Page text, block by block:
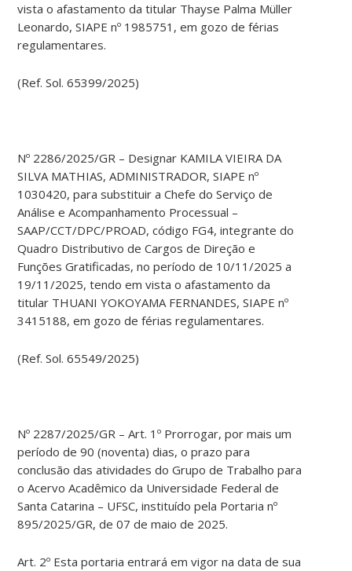
vista o afastamento da titular Thayse Palma Müller
Leonardo, SIAPE nº 1985751, em gozo de férias
regulamentares.
(Ref. Sol. 65399/2025)
Nº 2286/2025/GR – Designar KAMILA VIEIRA DA
SILVA MATHIAS, ADMINISTRADOR, SIAPE nº
1030420, para substituir a Chefe do Serviço de
Análise e Acompanhamento Processual –
SAAP/CCT/DPC/PROAD, código FG4, integrante do
Quadro Distributivo de Cargos de Direção e
Funções Gratificadas, no período de 10/11/2025 a
19/11/2025, tendo em vista o afastamento da
titular THUANI YOKOYAMA FERNANDES, SIAPE nº
3415188, em gozo de férias regulamentares.
(Ref. Sol. 65549/2025)
Nº 2287/2025/GR – Art. 1º Prorrogar, por mais um
período de 90 (noventa) dias, o prazo para
conclusão das atividades do Grupo de Trabalho para
o Acervo Acadêmico da Universidade Federal de
Santa Catarina – UFSC, instituído pela Portaria nº
895/2025/GR, de 07 de maio de 2025.
Art. 2º Esta portaria entrará em vigor na data de sua